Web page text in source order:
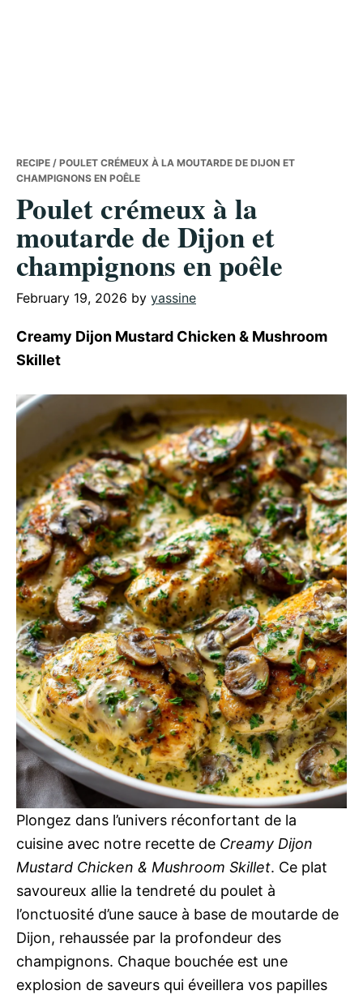
RECIPE / POULET CRÉMEUX À LA MOUTARDE DE DIJON ET
CHAMPIGNONS EN POÊLE
Poulet crémeux à la
moutarde de Dijon et
champignons en poêle
February 19, 2026 by yassine
Creamy Dijon Mustard Chicken & Mushroom
Skillet
Plongez dans l’univers réconfortant de la
cuisine avec notre recette de Creamy Dijon
Mustard Chicken & Mushroom Skillet. Ce plat
savoureux allie la tendreté du poulet à
l’onctuosité d’une sauce à base de moutarde de
Dijon, rehaussée par la profondeur des
champignons. Chaque bouchée est une
explosion de saveurs qui éveillera vos papilles